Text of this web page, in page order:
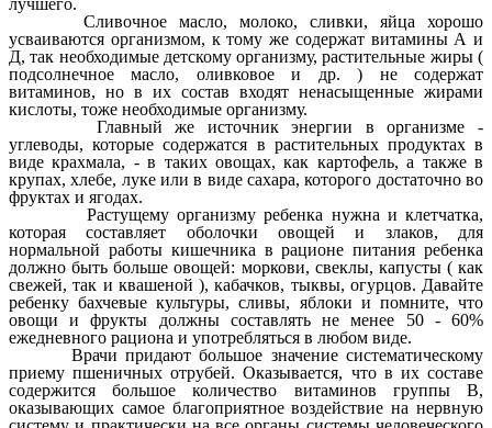
Сливочное масло, молоко, сливки, яйца хорошо
усваиваются организмом, к тому же содержат витамины А и
Д, так необходимые детскому организму, растительные жиры (
подсолнечное масло, оливковое и др. ) не содержат
витаминов, но в их состав входят ненасыщенные жирами
кислоты, тоже необходимые организму.
Главный же источник энергии в организме -
углеводы, которые содержатся в растительных продуктах в
виде крахмала, - в таких овощах, как картофель, а также в
крупах, хлебе, луке или в виде сахара, которого достаточно во
фруктах и ягодах.
Растущему организму ребенка нужна и клетчатка,
которая составляет оболочки овощей и злаков, для
нормальной работы кишечника в рационе питания ребенка
должно быть больше овощей: моркови, свеклы, капусты ( как
свежей, так и квашеной ), кабачков, тыквы, огурцов. Давайте
ребенку бахчевые культуры, сливы, яблоки и помните, что
овощи и фрукты должны составлять не менее 50 - 60%
ежедневного рациона и употребляться в любом виде.
Врачи придают большое значение систематическому
приему пшеничных отрубей. Оказывается, что в их составе
содержится большое количество витаминов группы В,
оказывающих самое благоприятное воздействие на нервную